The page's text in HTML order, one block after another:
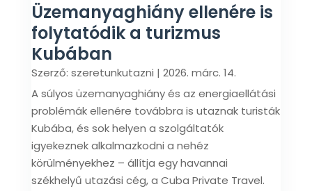
Üzemanyaghiány ellenére is
folytatódik a turizmus
Kubában
Szerző: szeretunkutazni | 2026. márc. 14.
A súlyos üzemanyaghiány és az energiaellátási
problémák ellenére továbbra is utaznak turisták
Kubába, és sok helyen a szolgáltatók
igyekeznek alkalmazkodni a nehéz
körülményekhez – állítja egy havannai
székhelyű utazási cég, a Cuba Private Travel.